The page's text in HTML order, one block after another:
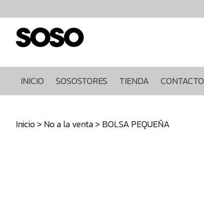
INICIO SOSOSTORES TIENDA CONTACTO
Inicio
Sosostores
Contacto
Ultimas
640271930
Inicio> No a la venta> BOLSA PEQUEÑA